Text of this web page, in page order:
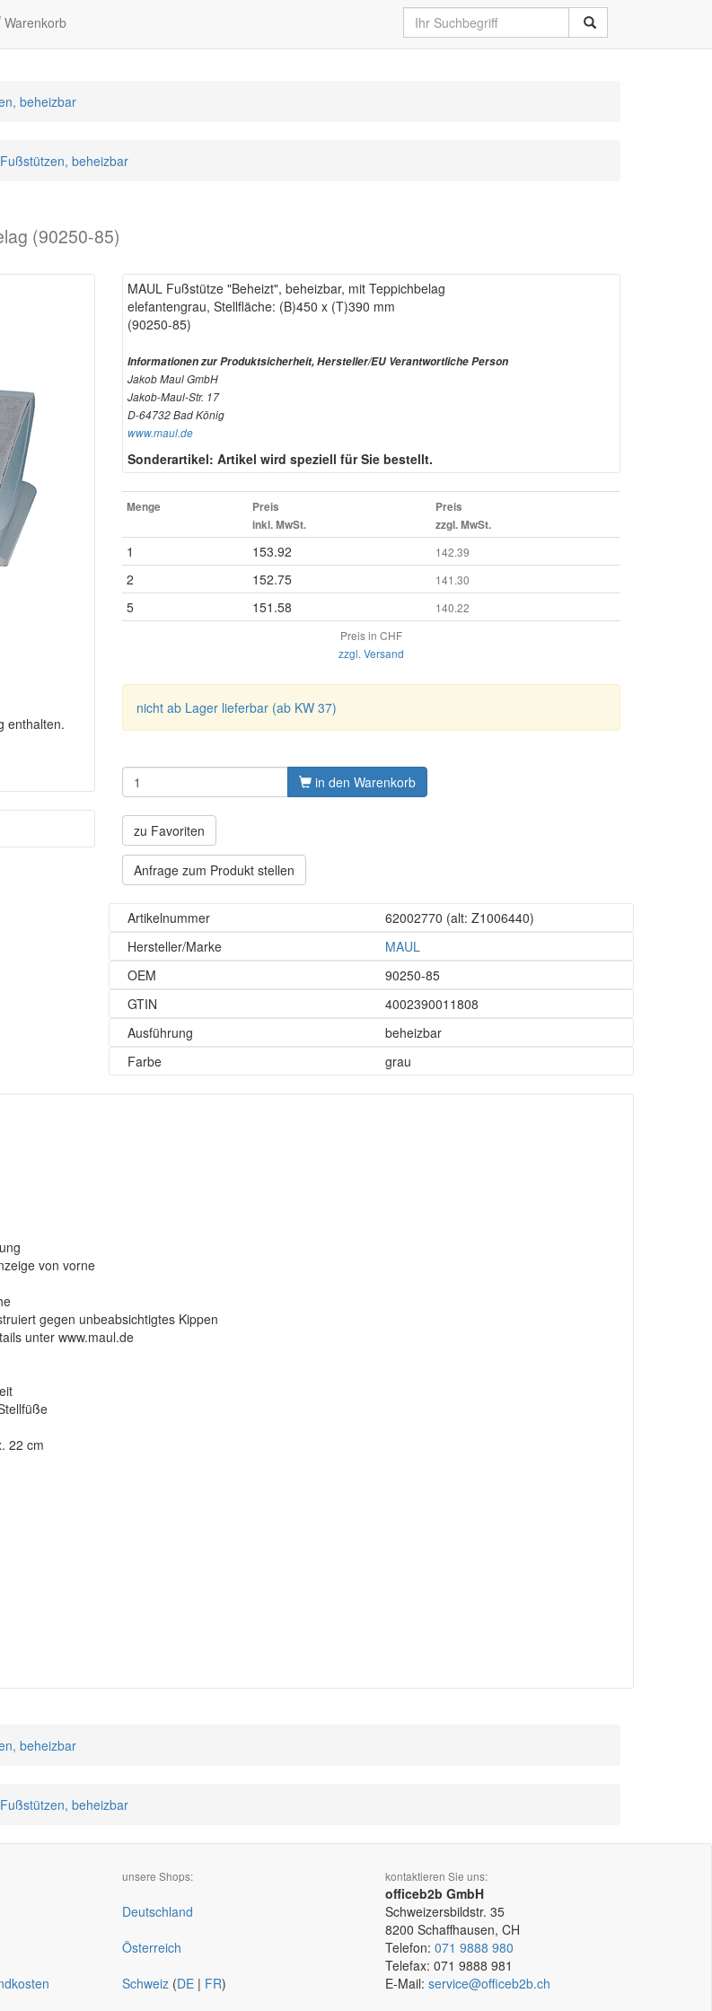
Warenkorb
beheizbar
Fußstützen, beheizbar
(90250-85)
enthalten.
MAUL Fußstütze "Beheizt", beheizbar, mit Teppichbelag
elefantengrau, Stellfläche: (B)450 x (T)390 mm
(90250-85)
Informationen zur Produktsicherheit, Hersteller/EU Verantwortliche Person
Jakob Maul GmbH
Jakob-Maul-Str. 17
D-64732 Bad König
www.maul.de
Sonderartikel: Artikel wird speziell für Sie bestellt.
Menge
Preis
inkl. MwSt.
Preis
zzgl. MwSt.
1 153.92 142.39
2 152.75 141.30
5 151.58
140.22
Preis in CHF
zzgl. Versand
nicht ab Lager lieferbar (ab KW 37)
in den Warenkorb
zu Favoriten
Anfrage zum Produkt stellen
Artikelnummer 62002770 (alt: Z1006440)
Hersteller/Marke
MAUL
OEM
90250-85
GTIN
4002390011808
Ausführung
beheizbar
Farbe
grau
von vorne
gegen unbeabsichtigtes Kippen
unter www.maul.de
22 cm
beheizbar
Fußstützen, beheizbar
unsere Shops:
Deutschland
Österreich
Schweiz (DE | FR)
kontaktieren Sie uns:
officeb2b GmbH
Schweizersbildstr. 35
8200 Schaffhausen, CH
Telefon: 071 9888 980
Telefax: 071 9888 981
E-Mail: service@officeb2b.ch